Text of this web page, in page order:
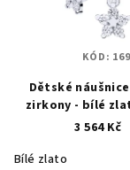
Dětské
zirkony - bílé
3 564 Kč
Bílé zlato
KÓD: